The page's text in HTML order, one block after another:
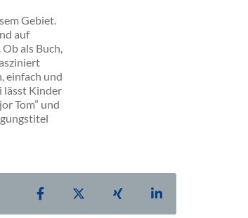
Gebiet.
auf
als Buch,
einfach und
lässt Kinder
Tom” und
Teilen auf Facebook
Teilen auf XTeilen auf Xing
Teilen auf